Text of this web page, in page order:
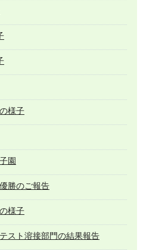
様子
園
勝のご報告
様子
スト溶接部門の結果報告